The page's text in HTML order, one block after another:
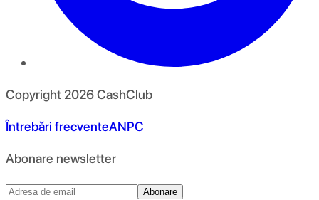
Copyright 2026CashClub
Întrebări frecventeANPC
Abonare newsletter
Abonare